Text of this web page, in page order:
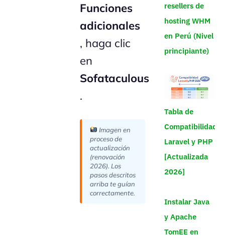
Funciones
adicionales
, haga clic
en
Sofataculous
.
Imagen en
proceso de
actualización
(renovación
2026). Los
pasos descritos
arriba te guían
correctamente.
resellers de
hosting WHM
en Perú (Nivel
principiante)
Tabla de
Compatibilidad
Laravel y PHP
[Actualizada
2026]
Instalar Java
y Apache
TomEE en